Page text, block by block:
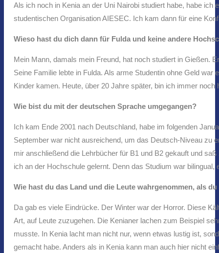
Als ich noch in Kenia an der Uni Nairobi studiert habe, habe
studentischen Organisation AIESEC. Ich kam dann für eine
Wieso hast du dich dann für Fulda und keine andere
Mein Mann, damals mein Freund, hat noch studiert in Gießen.
Seine Familie lebte in Fulda. Als arme Studentin ohne Geld
Kinder kamen. Heute, über 20 Jahre später, bin ich immer noch
Wie bist du mit der deutschen Sprache umgegangen?
Ich kam Ende 2001 nach Deutschland, habe im folgenden
September war nicht ausreichend, um das Deutsch-Niveau zu
mir anschließend die Lehrbücher für B1 und B2 gekauft und
ich an der Hochschule gelernt. Denn das Studium war
Wie hast du das Land und die Leute wahrgenommen, als
Da gab es viele Eindrücke. Der Winter war der Horror. Diese
Art, auf Leute zuzugehen. Die Kenianer lachen zum Beispiel
musste. In Kenia lacht man nicht nur, wenn etwas lustig ist,
gemacht habe. Anders als in Kenia kann man auch hier nicht